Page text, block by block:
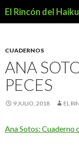
El Rincón del
CUADERNOS
ANA
PECES
9 JULIO, 2018 EL
Ana Sotos: Cuaderno